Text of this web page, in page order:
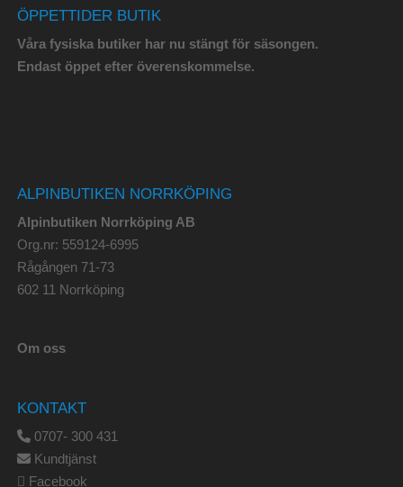
ÖPPETTIDER BUTIK
Våra fysiska butiker har nu stängt för säsongen.
Endast öppet efter överenskommelse.
ALPINBUTIKEN NORRKÖPING
Alpinbutiken Norrköping AB
Org.nr: 559124-6995
Rågången 71-73
602 11 Norrköping
Om oss
KONTAKT
0707- 300 431
Kundtjänst
Facebook